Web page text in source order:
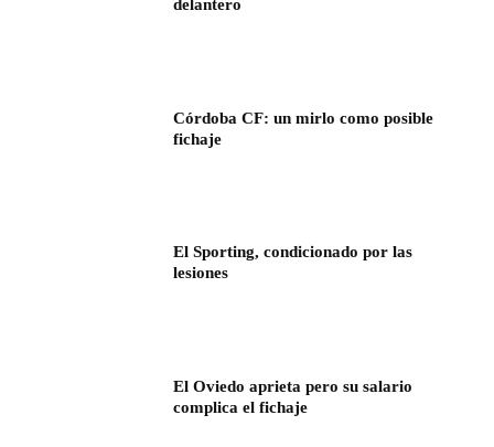
delantero
Córdoba CF: un mirlo como posible
fichaje
El Sporting, condicionado por las
lesiones
El Oviedo aprieta pero su salario
complica el fichaje